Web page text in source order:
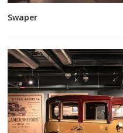
Swaper